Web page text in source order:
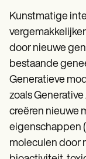
Kunstmatige
door nieuwe
bestaande
Generatieve
zoals
creëren nieuwe
eigenschappen
moleculen door